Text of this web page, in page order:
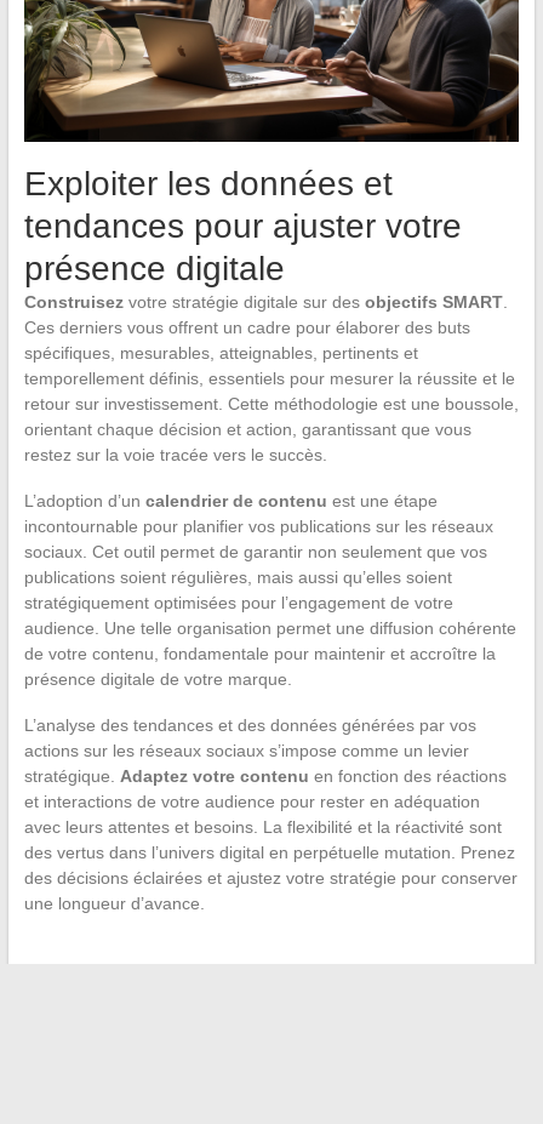
Exploiter les données et
tendances pour ajuster votre
présence digitale
Construisezvotre stratégie digitale sur des objectifs SMART.
Ces derniers vous offrent un cadre pour élaborer des buts
spécifiques, mesurables, atteignables, pertinents et
temporellement définis, essentiels pour mesurer la réussite et le
retour sur investissement. Cette méthodologie est une boussole,
orientant chaque décision et action, garantissant que vous
restez sur la voie tracée vers le succès.
L’adoption d’un calendrier de contenu est une étape
incontournable pour planifier vos publications sur les réseaux
sociaux. Cet outil permet de garantir non seulement que vos
publications soient régulières, mais aussi qu’elles soient
stratégiquement optimisées pour l’engagement de votre
audience. Une telle organisation permet une diffusion cohérente
de votre contenu, fondamentale pour maintenir et accroître la
présence digitale de votre marque.
L’analyse des tendances et des données générées par vos
actions sur les réseaux sociaux s’impose comme un levier
stratégique. Adaptez votre contenu en fonction des réactions
et interactions de votre audience pour rester en adéquation
avec leurs attentes et besoins. La flexibilité et la réactivité sont
des vertus dans l’univers digital en perpétuelle mutation. Prenez
des décisions éclairées et ajustez votre stratégie pour conserver
une longueur d’avance.